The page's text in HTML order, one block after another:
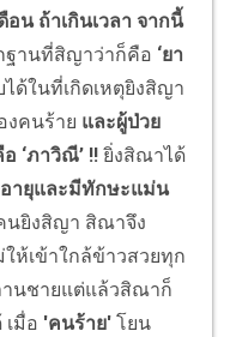
อน ถ้าเกินเวลา จากนี้
ฐานที่สิญาว่าก็คือ ‘ยา
ได้ในที่เกิดเหตุยิงสิญา
งคนร้าย และผู้ป่วย
‘ภาวิณี’ !! ยิ่งสิณาได้
ายุและมีทักษะแม่น
นยิงสิญา สิณาจึง
ห้เข้าใกล้ข้าวสวยทุก
นชายแต่แล้วสิณาก็
เมื่อ 'คนร้าย' โยน